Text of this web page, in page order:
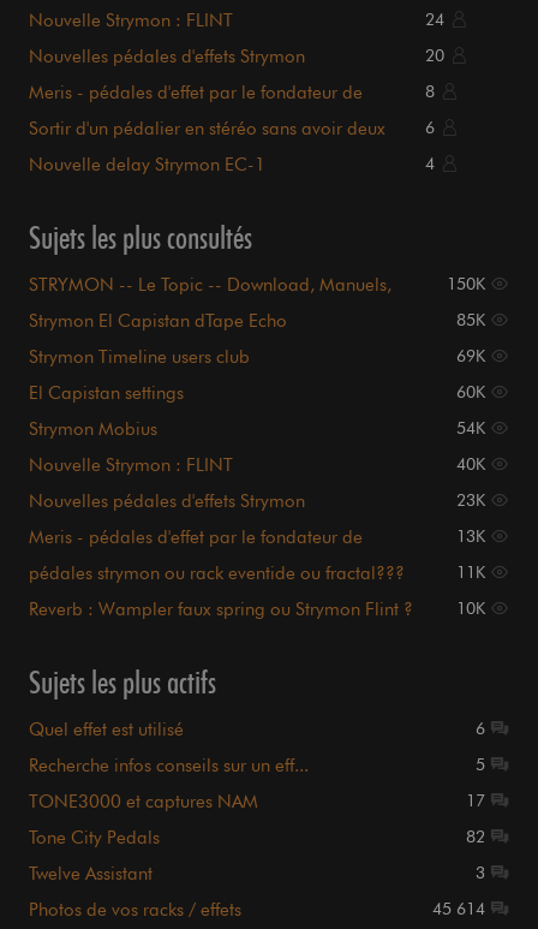
Nouvelle Strymon : FLINT 24
Nouvelles pédales d'effets Strymon 20
Meris - pédales d'effet par le fondateur de
8
Sortir d'un pédalier en stéréo sans avoir deux
6
Nouvelle delay Strymon EC-1 4
Sujets les plus consultés
STRYMON -- Le Topic -- Download, Manuels,
150K
Strymon El Capistan dTape Echo 85K
Strymon Timeline users club 69K
El Capistan settings 60K
Strymon Mobius 54K
Nouvelle Strymon : FLINT 40K
Nouvelles pédales d'effets Strymon 23K
Meris - pédales d'effet par le fondateur de
13K
pédales strymon ou rack eventide ou fractal??? 11K
Reverb : Wampler faux spring ou Strymon Flint ? 10K
Sujets les plus actifs
Quel effet est utilisé 6
Recherche infos conseils sur un eff... 5
TONE3000 et captures NAM 17
Tone City Pedals 82
Twelve Assistant 3
Photos de vos racks / effets 45 614